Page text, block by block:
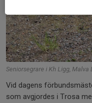
Seniorsegrare i Kh Ligg, Malva
Vid dagens
som avgjordes i Trosa